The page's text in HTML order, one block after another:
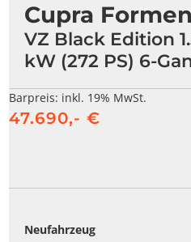
Cupra
VZ Black Edition
kW (272 PS) 6-
Barpreis: inkl. 19% MwSt.
47.690,- €
Neufahrzeug